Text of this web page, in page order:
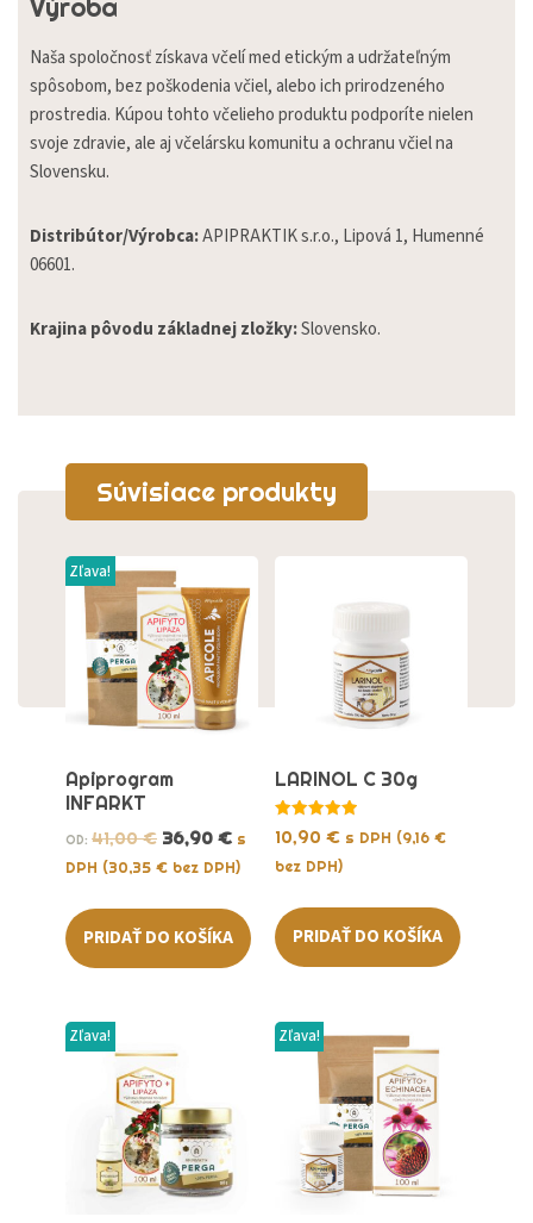
Výroba
Naša spoločnosť získava včelí med etickým a udržateľným
spôsobom, bez poškodenia včiel, alebo ich prirodzeného
prostredia. Kúpou tohto včelieho produktu podporíte nielen
svoje zdravie, ale aj včelársku komunitu a ochranu včiel na
Slovensku.
Distribútor/Výrobca:APIPRAKTIK s.r.o., Lipová 1, Humenné
06601.
Krajina pôvodu základnej zložky:Slovensko.
Súvisiace produkty
Zľava!
Apiprogram
INFARKT
OD: 41,00€ 36,90 € s
DPH (30,35 € bez DPH)
PRIDAŤ DO KOŠÍKA
LARINOL C 30g
Hodnotenie
5.00
z 5
10,90 € s DPH (9,16 €
bez DPH)
PRIDAŤ DO KOŠÍKA
Zľava! Zľava!